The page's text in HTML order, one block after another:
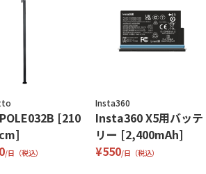
[210
/日（税込）
Insta360
Insta360 X5用バッテ
リー [2,400mAh]
¥550/日（税込）